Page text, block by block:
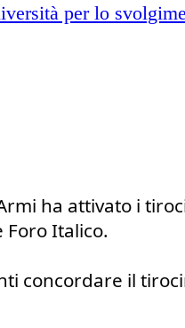
ha attivato i
Foro Italico.
concordare il